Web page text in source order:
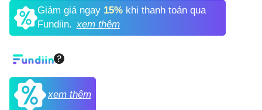
Giảm giá ngay 15%khi thanh toán qua
Fundiin. xem thêm
xem thêm